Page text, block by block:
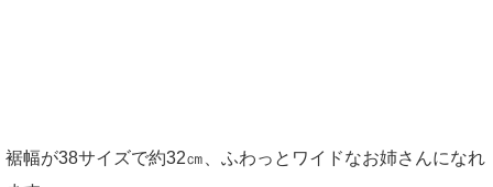
裾幅が38サイズで約32㎝、ふわっとワイドなお姉さんになれ